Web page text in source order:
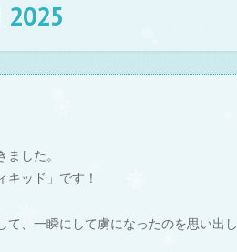
2025
した。
ッド」です！
、一瞬にして虜になったのを思い出し